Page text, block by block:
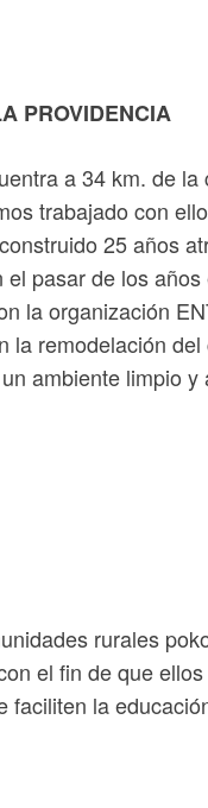
PROVIDENCIA
a 34 km. de
trabajado con
25 años
pasar de los
la organización
la remodelación
ambiente limpio
rurales
el fin de que
faciliten la